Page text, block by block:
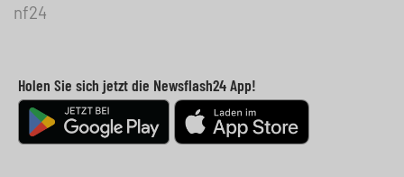
nf24
Holen Sie sich jetzt die Newsflash24 App!